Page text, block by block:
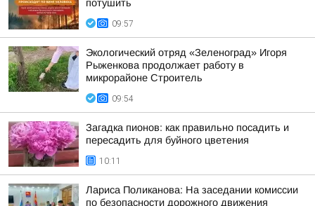
потушить
09:57
Экологический отряд «Зеленоград» Игоря
Рыженкова продолжает работу в
микрорайоне Строитель
09:54
Загадка пионов: как правильно посадить и
пересадить для буйного цветения
10:11
Лариса Поликанова: На заседании комиссии
по безопасности дорожного движения